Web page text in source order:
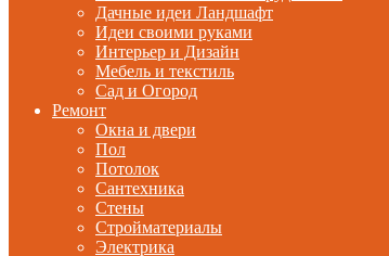
Дачные идеи Ландшафт
Идеи своими руками
Интерьер и Дизайн
Мебель и текстиль
Сад и Огород
Ремонт
Окна и двери
Пол
Потолок
Сантехника
Стены
Стройматериалы
Электрика